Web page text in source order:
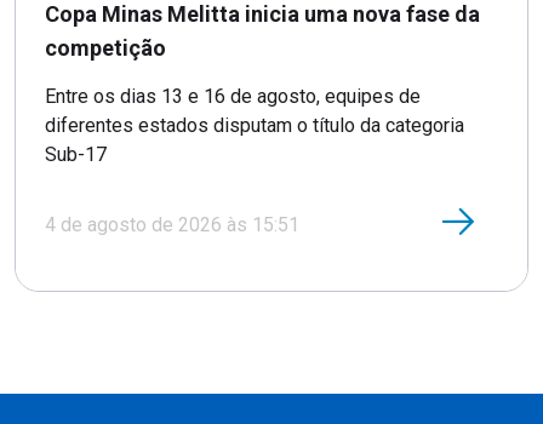
Copa Minas Melitta inicia uma nova fase da
competição
Entre os dias 13 e 16 de agosto, equipes de
diferentes estados disputam o título da categoria
Sub-17
4 de agosto de 2026 às 15:51